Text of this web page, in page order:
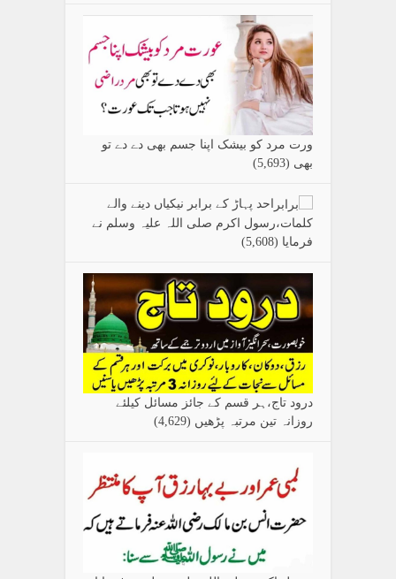
ورت مرد کو بیشک اپنا جسم بھی دے دے تو
بھی (5,693)
احد پہاڑ کے برابر نیکیاں دینے والے
کلمات،رسول اکرم صلی اللہ علیہ وسلم نے
فرمایا (5,608)
درود تاج،ہر قسم کے جائز مسائل کیلئے
روزانہ تین مرتبہ پڑھیں (4,629)